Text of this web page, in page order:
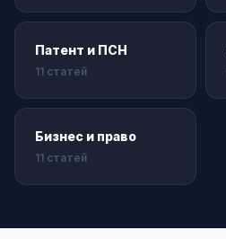
Патент и ПСН
11 статей
Бизнес и право
11 статей